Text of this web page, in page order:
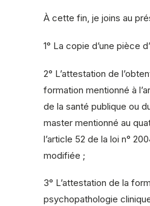
À cette fin, je joins au
1° La copie d’une pièce
2° L’attestation de
formation mentionné à
de la santé publique ou
master mentionné au
l’article 52 de la loi n°
modifiée ;
3° L’attestation de la
psychopathologie